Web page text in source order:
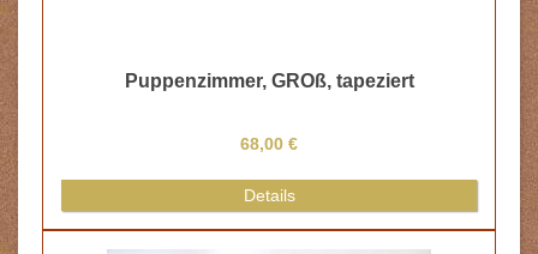
Puppenzimmer, GROß, tapeziert
68,00 €
Details